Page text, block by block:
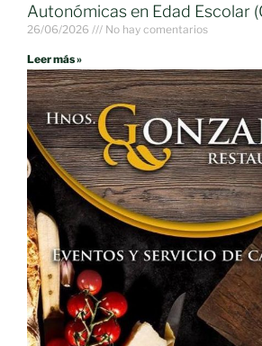
Autonómicas en Edad Escolar
26/06/2026 No hay comentarios
Leer más »